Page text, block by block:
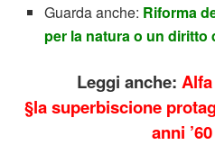
Guarda anche: Riforma
per la natura o un diritto
Leggi anche:
§la superbiscione
anni